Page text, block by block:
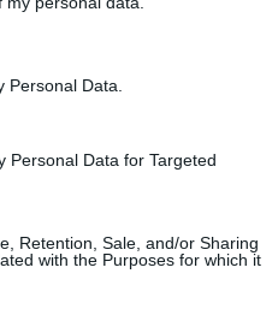
Data.
Personal Data for Targeted
Retention, Sale, and/or Sharing
with the Purposes for which it
και οι τραυματίες όλων
των απλών
σε ηττημένους
«αρχές τόσο
την ίδρυση σε καιρό
προσφοράς,